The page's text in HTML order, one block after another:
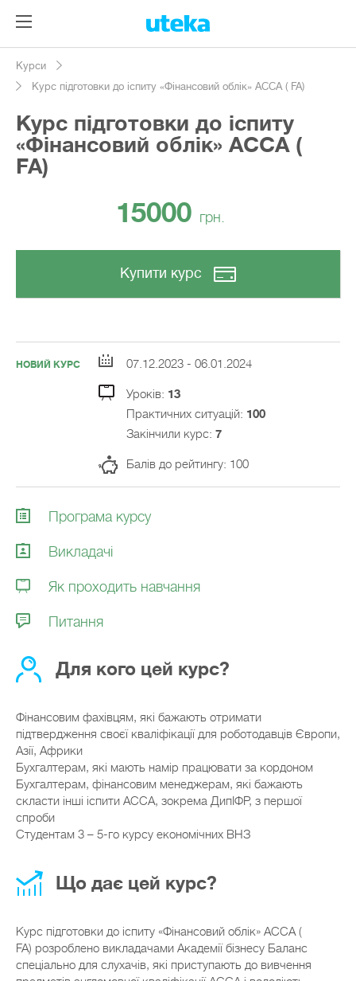
Курси
Курс підготовки до іспиту «Фінансовий облік» АССА ( FA)
Курс підготовки до іспиту
«Фінансовий облік» АССА (
FA)
15000 грн.
Купити курс
НОВИЙ КУРС 07.12.2023 - 06.01.2024
Уроків: 13
Практичних ситуацій: 100
Закiнчили курс: 7
Балів до рейтингу: 100
Програма курсу
Викладачi
Як проходить навчання
Питання
Для кого цей курс?
Фінансовим фахівцям, які бажають отримати
підтвердження своєї кваліфікації для роботодавців Європи,
Азії, Африки
Бухгалтерам, які мають намір працювати за кордоном
Бухгалтерам, фінансовим менеджерам, які бажають
скласти інші іспити АССА, зокрема ДипІФР, з першої
спроби
Студентам 3 – 5-го курсу економічних ВНЗ
Що дає цей курс?
Курс підготовки до іспиту «Фінансовий облік» АССА (
FA) розроблено викладачами Академії бізнесу Баланс
спеціально для слухачів, які приступають до вивчення